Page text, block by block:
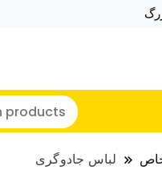
هالووین
تراول ماگ نایکر
لباس جادوگری